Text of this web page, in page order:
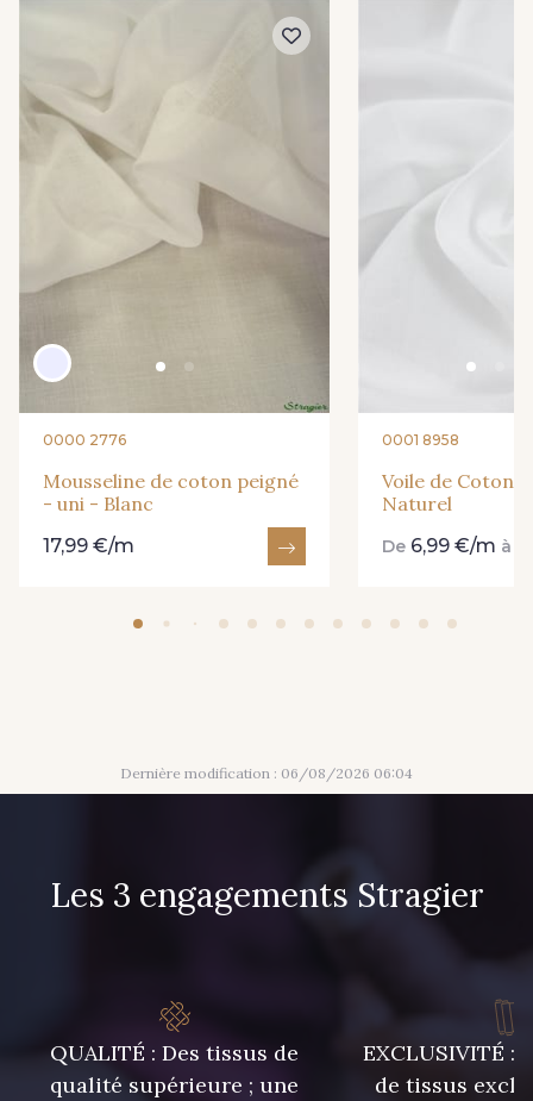
0000 2776
Mousseline de coton peigné
- uni - Blanc
17,99 €/m
0001 8958
Voile de Coton
Naturel
De 6,99 €/m à
Dernière modification : 06/08/2026 06:04
Les 3 engagements Stragier
QUALITÉ : Des tissus de
qualité supérieure ; une
EXCLUSIVITÉ :
de tissus